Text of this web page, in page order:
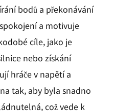
bodů a překonávání
a motivuje
cíle, jako je
nebo získání
hráče v napětí a
tak, aby byla snadno
což vede k